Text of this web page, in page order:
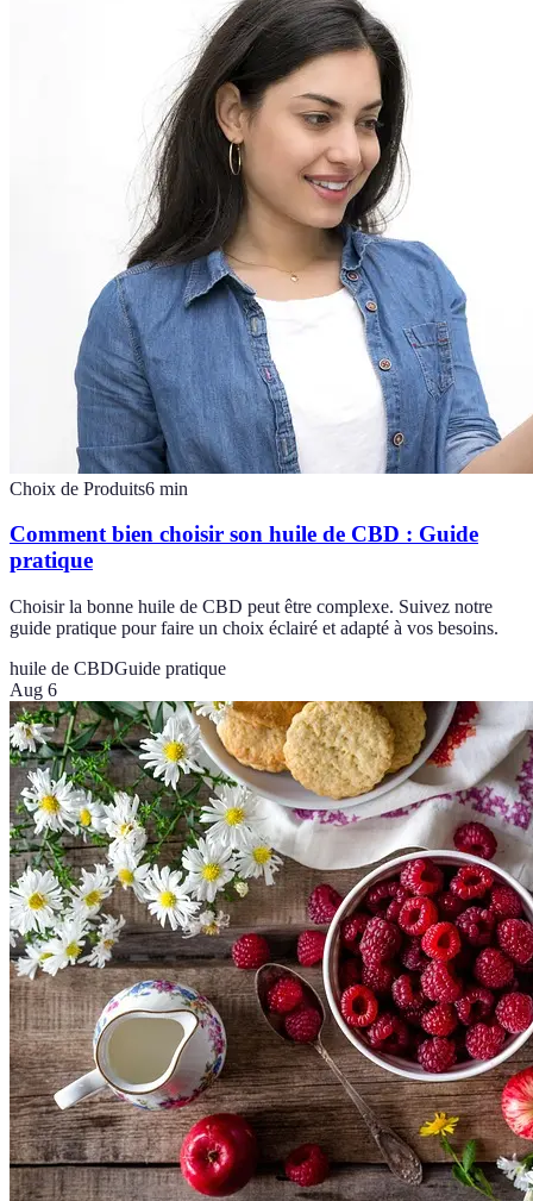
Choix de Produits6 min
Comment bien choisir son huile de CBD : Guide
pratique
Choisir la bonne huile de CBD peut être complexe. Suivez notre
guide pratique pour faire un choix éclairé et adapté à vos besoins.
huile de CBDGuide pratique
Aug 6